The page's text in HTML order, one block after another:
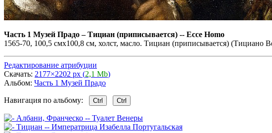
Часть 1 Музей Прадо–Тициан (приписывается) -- Ecce Homo
1565-70, 100,5 смx100,8 см, холст, масло. Тициан (приписывается) (Тициано
Редактирование атрибуции
Скачать: 2177×2202 px (2,1 Mb)
Альбом: Часть 1 Музей Прадо
Навигация по альбому: Ctrl Ctrl